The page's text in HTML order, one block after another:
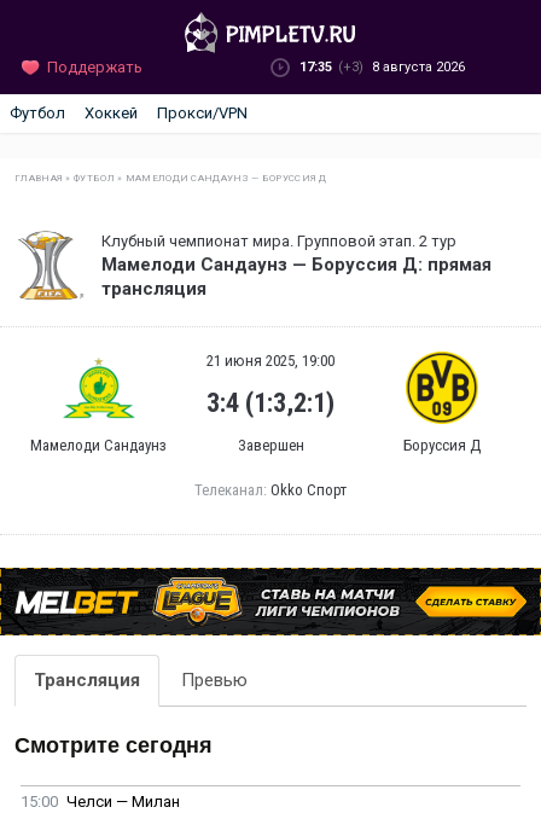
Поддержать 17:35 (+3) 8 августа 2026
Футбол Хоккей Прокси/VPN
ГЛАВНАЯ »ФУТБОЛ » МАМЕЛОДИ САНДАУНЗ — БОРУССИЯ Д
Клубный чемпионат мира. Групповой этап. 2 тур
Мамелоди Сандаунз — Боруссия Д: прямая
трансляция
Мамелоди Сандаунз
21 июня 2025, 19:00
3:4 (1:3,2:1)
Завершен Боруссия Д
Телеканал: Okko Спорт
Трансляция Превью
Смотрите сегодня
15:00 Челси — Милан